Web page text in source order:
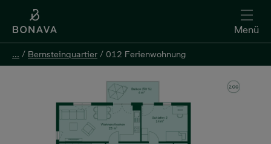
Menü
... / Bernsteinquartier / 012 Ferienwohnung
... / Bernsteinquartier / 012 Ferienwohnung
Kontakt aufnehmen